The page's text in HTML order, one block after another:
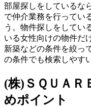
部屋探しをしているな
で仲介業務を行ってい
う。物件探しをしてい
いる女性向けの物件だ
新築などの条件を絞っ
の条件でも検索しやす
(株)ＳＱＵＡ
めポイント